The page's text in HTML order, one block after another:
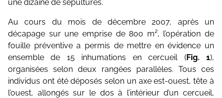
une dizaine de sépultures.
Au cours du mois de décembre 2007, après un
décapage sur une emprise de 800 m², l’opération de
fouille préventive a permis de mettre en évidence un
ensemble de 15 inhumations en cercueil (Fig. 1),
organisées selon deux rangées parallèles. Tous ces
individus ont été déposés selon un axe est-ouest, tête à
l’ouest, allongés sur le dos à l’intérieur d’un cercueil,